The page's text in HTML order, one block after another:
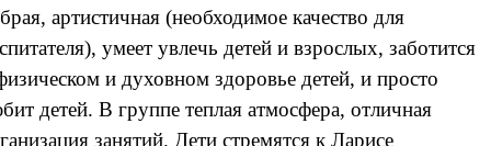
артистичная (необходимое качество для
умеет увлечь детей и взрослых, заботится
и духовном здоровье детей, и просто
детей. В группе теплая атмосфера, отличная
занятий. Дети стремятся к Ларисе